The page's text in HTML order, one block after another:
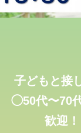
子どもと接
◯50代〜70
歓迎！